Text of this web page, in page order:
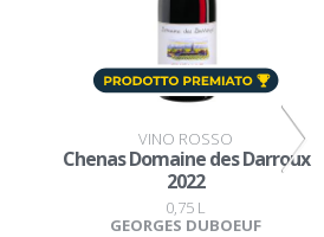
VINO ROSSO
Chenas Domaine des Darroux
2022
0,75 L
GEORGES DUBOEUF